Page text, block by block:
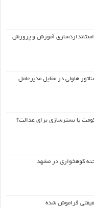
استانداردسازی آموزش و پرورش
هاولی در مقابل مدیرعامل
یا بسترسازی برای عدالت؟
کوهخواری در مشهد
فراموش شده